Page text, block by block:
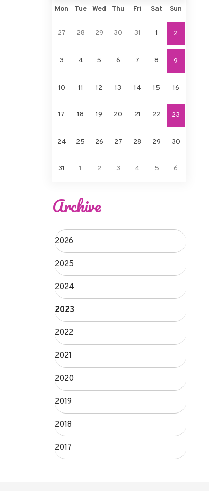
Mon Tue Wed Thu Fri Sat Sun
27 28 29 30 31 1 2
3 4 5 6 7 8 9
10 11 12 13 14 15 16
17 18 19 20 21 22 23
24 25 26 27 28 29 30
31 1 2 3 4 5 6
Archive
2026
2025
2024
2023
2022
2021
2020
2019
2018
2017